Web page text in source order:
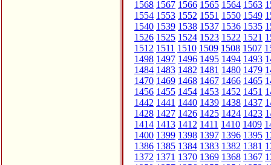
1568 1567 1566 1565 1564 1563
1554 1553 1552 1551 1550 1549
1540 1539 1538 1537 1536 1535
1526 1525 1524 1523 1522 1521
1512 1511 1510 1509 1508 1507
1498 1497 1496 1495 1494 1493
1484 1483 1482 1481 1480 1479
1470 1469 1468 1467 1466 1465
1456 1455 1454 1453 1452 1451
1442 1441 1440 1439 1438 1437
1428 1427 1426 1425 1424 1423
1414 1413 1412 1411 1410 1409
1400 1399 1398 1397 1396 1395
1386 1385 1384 1383 1382 1381
1372 1371 1370 1369 1368 1367